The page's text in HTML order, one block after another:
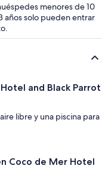
menores de 10
años solo pueden entrar
and Black Parrot
libre y una piscina para
Coco de Mer Hotel